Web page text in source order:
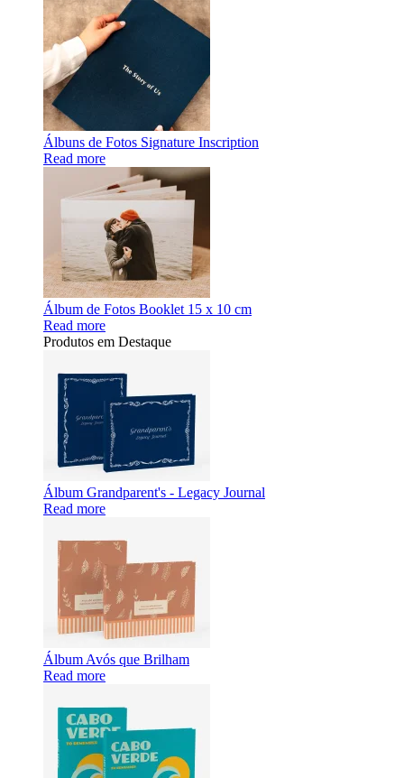
Álbuns de Fotos Signature Inscription
Read more
Álbum de Fotos Booklet 15 x 10 cm
Read more
Produtos em Destaque
Álbum Grandparent's - Legacy Journal
Read more
Álbum Avós que Brilham
Read more